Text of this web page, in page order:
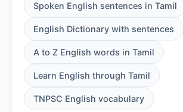
Spoken English sentences in Tamil
English Dictionary with sentences
A to Z English words in Tamil
Learn English through Tamil
TNPSC English vocabulary